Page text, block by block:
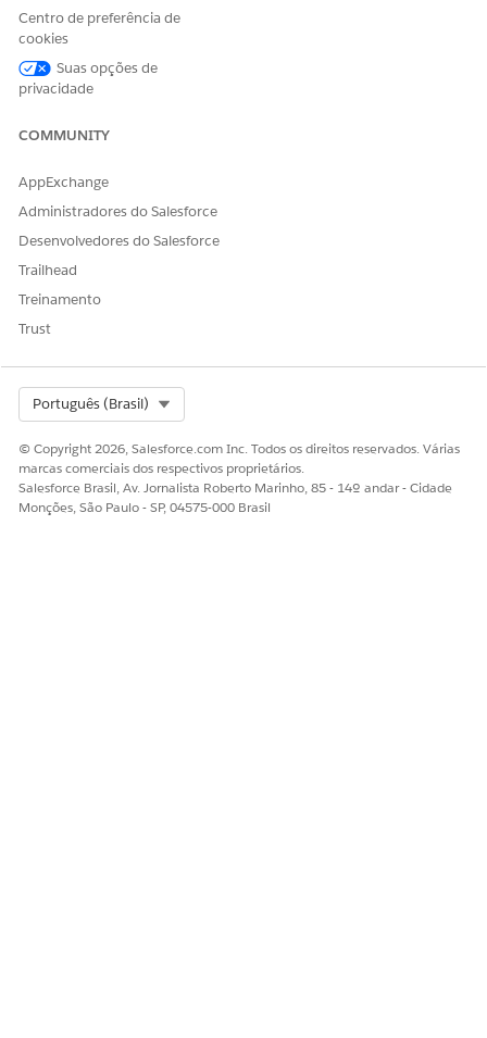
Diga-nos para podermos melhorar!
Centro de preferência de
cookies
Suas opções de
privacidade
COMMUNITY
AppExchange
Administradores do Salesforce
Desenvolvedores do Salesforce
Trailhead
Treinamento
Trust
Português (Brasil)
© Copyright 2026, Salesforce.com Inc. Todos os direitos reservados. Várias
marcas comerciais dos respectivos proprietários.
Salesforce Brasil, Av. Jornalista Roberto Marinho, 85 - 14º andar - Cidade
Monções, São Paulo - SP, 04575-000 Brasil